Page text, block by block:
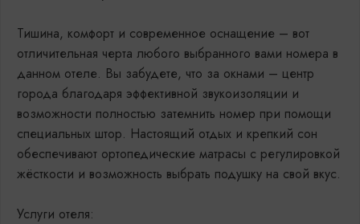
Тишина, комфорт и современное оснащение – вот
отличительная черта любого выбранного вами номера в
данном отеле. Вы забудете, что за окнами – центр
города благодаря эффективной звукоизоляции и
возможности полностью затемнить номер при помощи
специальных штор. Настоящий отдых и крепкий сон
обеспечивают ортопедические матрасы с регулировкой
жёсткости и возможность выбрать подушку на свой вкус.
Услуги отеля: